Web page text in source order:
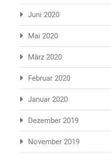
Juni 2020
Mai 2020
März 2020
Februar 2020
Januar 2020
Dezember 2019
November 2019